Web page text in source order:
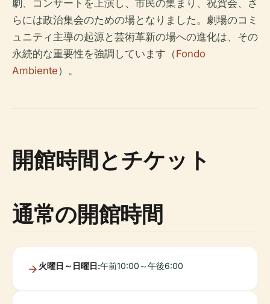
劇、コンサートを上演し、市民の集まり、祝賀会、さ
らには政治集会のための場となりました。劇場のコミ
ュニティ主導の起源と芸術革新の場への進化は、その
永続的な重要性を強調しています（Fondo
Ambiente）。
開館時間とチケット
通常の開館時間
火曜日～日曜日:午前10:00～午後6:00